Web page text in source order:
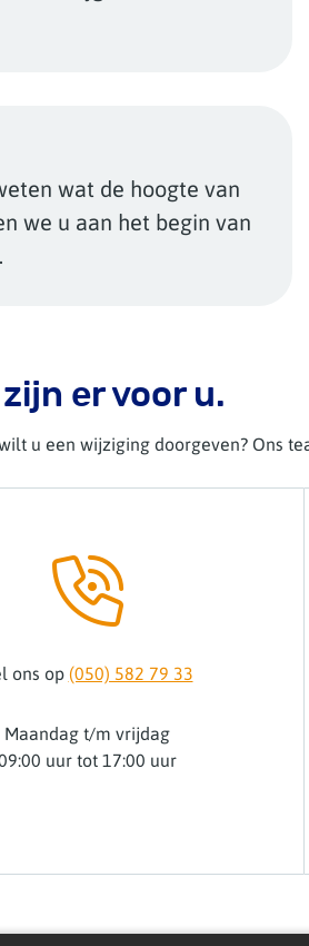
wat de hoogte van
we u aan het begin van
zijn er voor u.
u een wijziging doorgeven? Ons
ons op (050) 582 79 33
Maandag t/m vrijdag
uur tot 17:00 uur